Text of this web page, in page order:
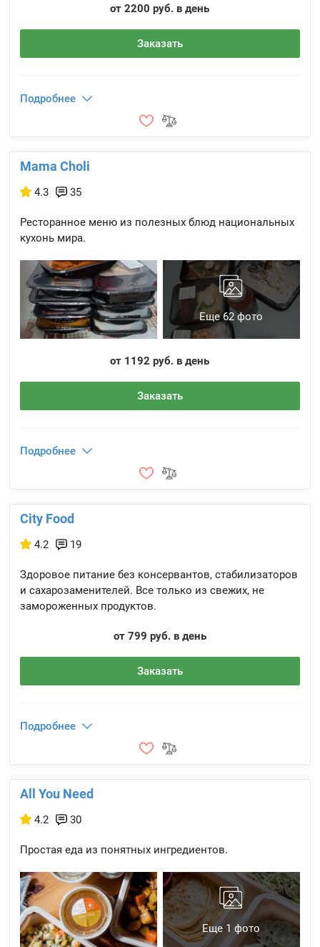
от 2200 руб. в день
Заказать
Подробнее
Mama Choli
4.3 35
Ресторанное меню из полезных блюд национальных
кухонь мира.
Еще 62 фото
от 1192 руб. в день
Заказать
Подробнее
City Food
4.2 19
Здоровое питание без консервантов, стабилизаторов
и сахарозаменителей. Все только из свежих, не
замороженных продуктов.
от 799 руб. в день
Заказать
Подробнее
All You Need
4.2 30
Простая еда из понятных ингредиентов.
Еще 1 фото